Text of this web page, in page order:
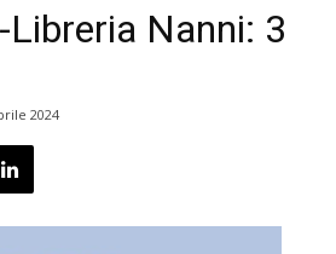
Libreria Nanni: 3
2024